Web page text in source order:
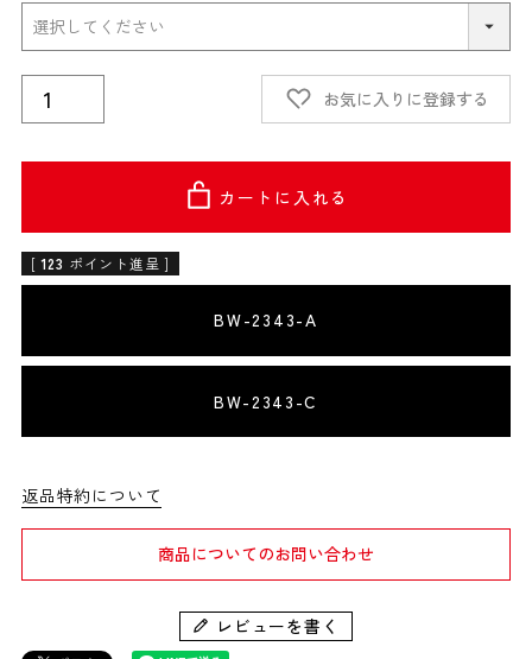
お気に入りに登録する
カートに入れる
[ 123 ポイント進呈 ]
BW-2343-A
BW-2343-C
返品特約について
商品についてのお問い合わせ
レビューを書く